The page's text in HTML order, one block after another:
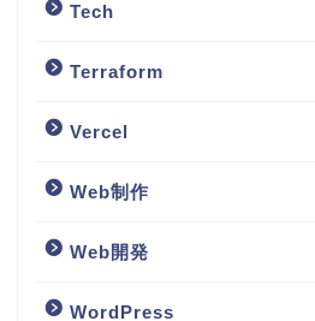
Tech
Terraform
Vercel
Web制作
Web開発
WordPress